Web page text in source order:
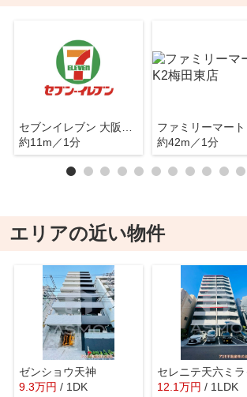
約11m／1分
約42m／1分
エリアの近い物件
ゼンショウ天神
9.3万円 / 1DK
セレニテ天六ミラ
12.1万円 / 1LDK